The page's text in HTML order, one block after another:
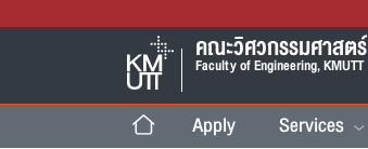
คณะวิศวกรรมศาสตร์
Faculty of Engineering, KMUTT
Apply Services